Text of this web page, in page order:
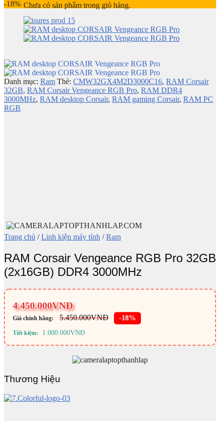
Chưa có sản phẩm trong giỏ hàng.
-18%
Danh mục: Ram Thẻ: CMW32GX4M2D3000C16, RAM Corsair
32GB, RAM Corsair Vengeance RGB Pro, RAM DDR4
3000MHz, RAM desktop Corsair, RAM gaming Corsair, RAM PC
RGB
Trang chủ / Linh kiện máy tính / Ram
RAM Corsair Vengeance RGB Pro 32GB
(2x16GB) DDR4 3000MHz
4.450.000VNĐ
Giá chính hãng: 5.450.000VNĐ -18%
Tiết kiệm: 1.000.000VNĐ
Thương Hiệu